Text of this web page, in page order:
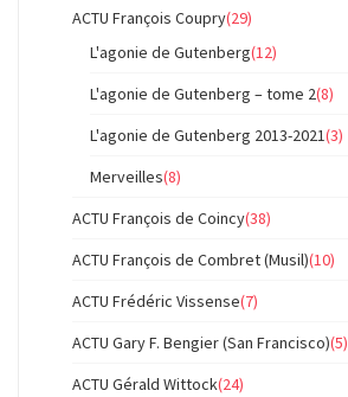
ACTU François Coupry(29)
L'agonie de Gutenberg(12)
L'agonie de Gutenberg – tome 2(8)
L'agonie de Gutenberg 2013-2021(3)
Merveilles(8)
ACTU François de Coincy(38)
ACTU François de Combret (Musil)(10)
ACTU Frédéric Vissense(7)
ACTU Gary F. Bengier (San Francisco)(5)
ACTU Gérald Wittock(24)